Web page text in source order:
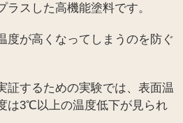
スした高機能塗料です。
度が高くなってしまうのを防ぐ
証するための実験では、表面温
は3℃以上の温度低下が見られ